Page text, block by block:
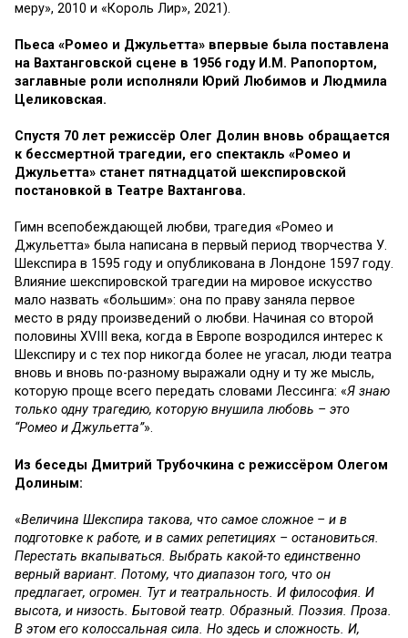
меру», 2010 и «Король Лир», 2021).
Пьеса «Ромео и Джульетта» впервые была поставлена
на Вахтанговской сцене в 1956 году И.М. Рапопортом,
заглавные роли исполняли Юрий Любимов и Людмила
Целиковская.
Спустя 70 лет режиссёр Олег Долин вновь обращается
к бессмертной трагедии, его спектакль «Ромео и
Джульетта» станет пятнадцатой шекспировской
постановкой в Театре Вахтангова.
Гимн всепобеждающей любви, трагедия «Ромео и
Джульетта» была написана в первый период творчества У.
Шекспира в 1595 году и опубликована в Лондоне 1597 году.
Влияние шекспировской трагедии на мировое искусство
мало назвать «большим»: она по праву заняла первое
место в ряду произведений о любви. Начиная со второй
половины XVIII века, когда в Европе возродился интерес к
Шекспиру и с тех пор никогда более не угасал, люди театра
вновь и вновь по-разному выражали одну и ту же мысль,
которую проще всего передать словами Лессинга: «Я знаю
только одну трагедию, которую внушила любовь – это
“Ромео и Джульетта”».
Из беседы Дмитрий Трубочкина с режиссёром Олегом
Долиным:
«Величина Шекспира такова, что самое сложное – и в
подготовке к работе, и в самих репетициях – остановиться.
Перестать вкапываться. Выбрать какой-то единственно
верный вариант. Потому, что диапазон того, что он
предлагает, огромен. Тут и театральность. И философия. И
высота, и низость. Бытовой театр. Образный. Поэзия. Проза.
В этом его колоссальная сила. Но здесь и сложность. И,